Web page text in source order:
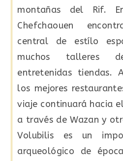
montañas del Rif.
Chefchaouen
central de estílo
muchos talleres
entretenidas tiendas.
los mejores
viaje continuará hacia
a través de Wazan y
Volubilis es un
arqueológico de